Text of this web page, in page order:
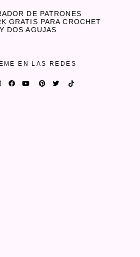
DE PATRONES
GRATIS PARA CROCHET
Y DOS AGUJAS
EN LAS REDES